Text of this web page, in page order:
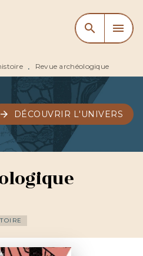
CONTENU
search menu
• Revue archéologique
arrow_forward DÉCOUVRIR L'UNIVERS